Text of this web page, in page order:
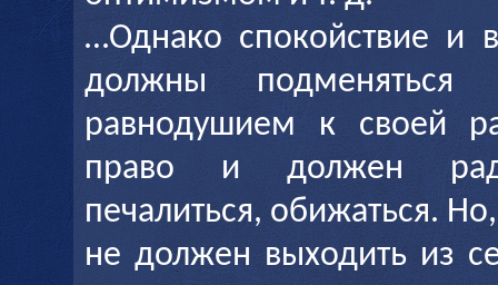
…Однако спокойствие и
должны подменяться
равнодушием к своей
право и должен
печалиться, обижаться.
не должен выходить из